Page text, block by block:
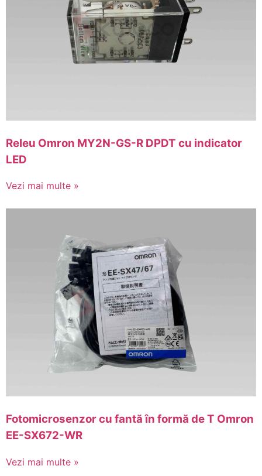
Releu Omron MY2N-GS-R DPDT cu indicator
LED
Vezi mai multe »
Fotomicrosenzor cu fantă în formă de T Omron
EE-SX672-WR
Vezi mai multe »